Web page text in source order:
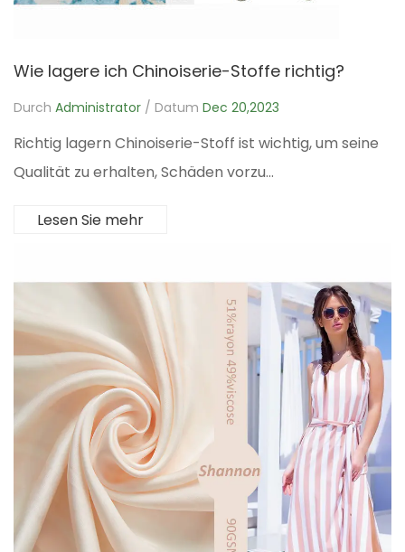
Wie lagere ich Chinoiserie-Stoffe richtig?
Durch Administrator / Datum Dec 20,2023
Richtig lagern Chinoiserie-Stoff ist wichtig, um seine
Qualität zu erhalten, Schäden vorzu...
Lesen Sie mehr